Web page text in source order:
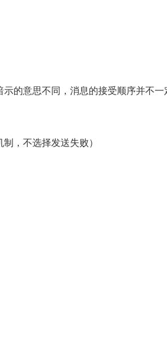
的意思不同，消息的接受顺序并不一
，不选择发送失败）